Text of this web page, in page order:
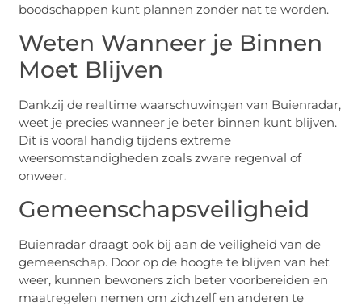
boodschappen kunt plannen zonder nat te worden.
Weten Wanneer je Binnen
Moet Blijven
Dankzij de realtime waarschuwingen van Buienradar,
weet je precies wanneer je beter binnen kunt blijven.
Dit is vooral handig tijdens extreme
weersomstandigheden zoals zware regenval of
onweer.
Gemeenschapsveiligheid
Buienradar draagt ook bij aan de veiligheid van de
gemeenschap. Door op de hoogte te blijven van het
weer, kunnen bewoners zich beter voorbereiden en
maatregelen nemen om zichzelf en anderen te